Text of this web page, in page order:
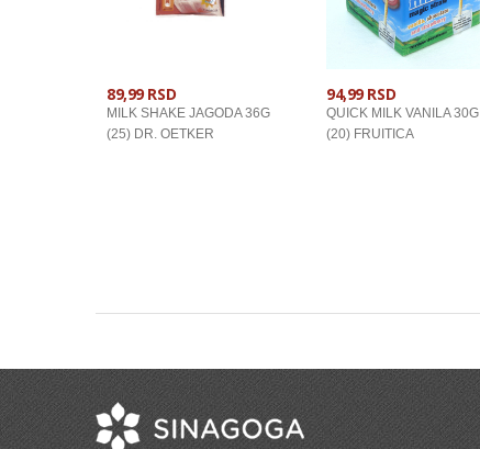
89,99 RSD
MILK SHAKE JAGODA 36G
(25) DR. OETKER
94,99 RSD
QUICK MILK VANILA 30G
(20) FRUITICA